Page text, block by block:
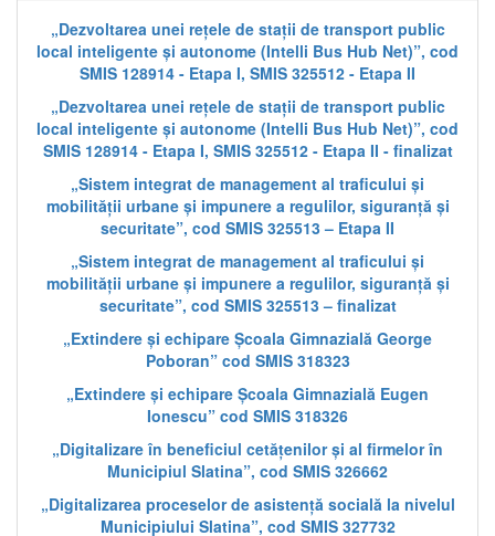
„Dezvoltarea unei rețele de stații de transport public
local inteligente și autonome (Intelli Bus Hub Net)”, cod
SMIS 128914 - Etapa I, SMIS 325512 - Etapa II
„Dezvoltarea unei rețele de stații de transport public
local inteligente și autonome (Intelli Bus Hub Net)”, cod
SMIS 128914 - Etapa I, SMIS 325512 - Etapa II - finalizat
„Sistem integrat de management al traficului și
mobilității urbane și impunere a regulilor, siguranță și
securitate”, cod SMIS 325513 – Etapa II
„Sistem integrat de management al traficului și
mobilității urbane și impunere a regulilor, siguranță și
securitate”, cod SMIS 325513 – finalizat
„Extindere și echipare Școala Gimnazială George
Poboran” cod SMIS 318323
„Extindere și echipare Școala Gimnazială Eugen
Ionescu” cod SMIS 318326
„Digitalizare în beneficiul cetățenilor și al firmelor în
Municipiul Slatina”, cod SMIS 326662
„Digitalizarea proceselor de asistență socială la nivelul
Municipiului Slatina”, cod SMIS 327732